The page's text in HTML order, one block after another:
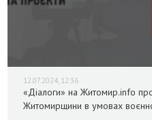
12.07.2024, 12:36
«Діалоги» на Житомир.info
Житомирщини в умовах